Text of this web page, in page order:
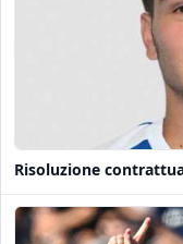
Risoluzione